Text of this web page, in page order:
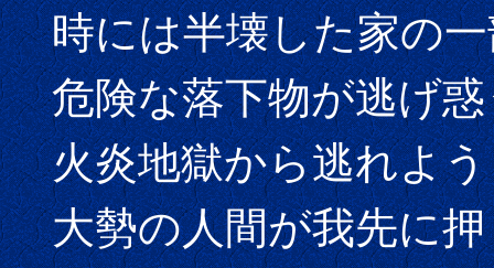
時には半壊した家の一
危険な落下物が逃げ惑
火炎地獄から逃れよう
大勢の人間が我先に押